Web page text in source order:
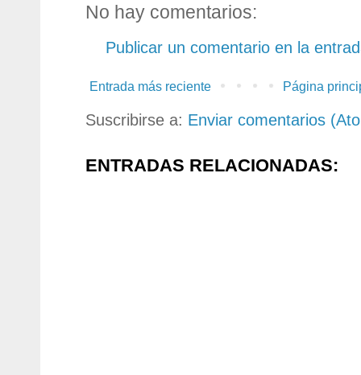
No hay comentarios:
Publicar un comentario en la
Entrada más reciente Página
Suscribirse a: Enviar comentarios
ENTRADAS RELACIONADAS: